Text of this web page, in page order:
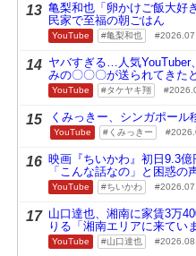
13 亀梨和也「卵かけご飯大好
民家で至福の朝ごはん
YouTube 亀梨和也
14 ヤバすぎる…人気YouTuber
みの〇〇〇が送られてきた
YouTube タケヤキ翔
15 くみっきー、シンガポール
YouTube くみっきー
16 映画『ちいかわ』初日9.3億
「こんな話なの」と困惑の
YouTube ちいかわ
17 山口達也、湘南に家賃3万
りる「湘南エリアに来てい
YouTube 山口達也